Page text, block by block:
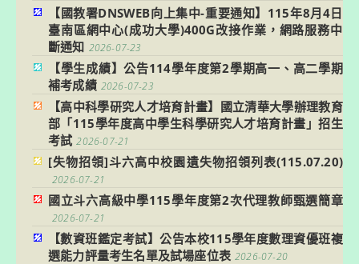
【國教署DNSWEB向上集中-重要通知】115年8月4日
臺南區網中心(成功大學)400G改接作業，網路服務中
斷通知 2026-07-23
【學生成績】公告114學年度第2學期高一、高二學期
補考成績 2026-07-23
【高中科學研究人才培育計畫】國立清華大學辦理教育
部「115學年度高中學生科學研究人才培育計畫」招生
考試 2026-07-21
[失物招領]斗六高中校園遺失物招領列表(115.07.20)
2026-07-21
國立斗六高級中學115學年度第2次代理教師甄選簡章
2026-07-21
【數資班鑑定考試】公告本校115學年度數理資優班複
選能力評量考生名單及試場座位表 2026-07-20